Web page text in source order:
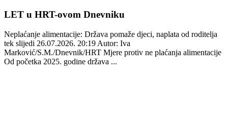
LET u HRT-ovom Dnevniku
Neplaćanje alimentacije: Država pomaže djeci, naplata od roditelja
tek slijedi 26.07.2026. 20:19 Autor: Iva
Marković/S.M./Dnevnik/HRT Mjere protiv ne plaćanja alimentacije
Od početka 2025. godine država ...